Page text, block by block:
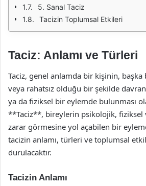
5. Sanal Taciz
Tacizin Toplumsal Etkileri
Taciz: Anlamı ve Türleri
Taciz, genel anlamda bir kişinin,
veya rahatsız olduğu bir şekilde
ya da fiziksel bir eylemde bulunması
**Taciz**, bireylerin psikolojik, fiziksel
zarar görmesine yol açabilen bir
tacizin anlamı, türleri ve toplumsal
durulacaktır.
Tacizin Anlamı